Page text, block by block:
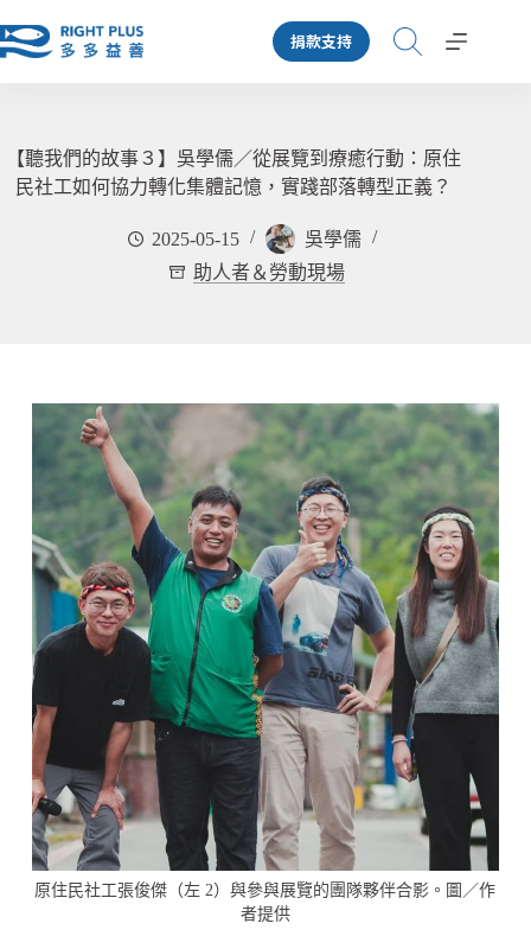
至
捐款支持
【聽我們的故事３】吳學儒／從展覽到療癒行動：原住
民社工如何協力轉化集體記憶，實踐部落轉型正義？
2025-05-15
吳學儒
助人者＆勞動現場
原住民社工張俊傑（左 2）與參與展覽的團隊夥伴合影。圖／作
者提供